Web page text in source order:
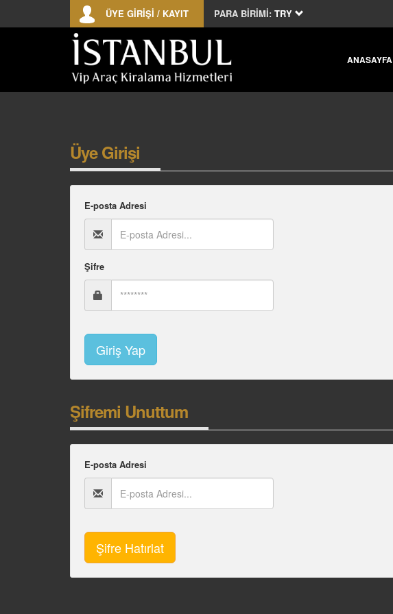
ÜYE GİRİŞİ / KAYIT PARA BİRİMİ: TRY
ANASAYFA
Üye Girişi
E-posta Adresi
Şifre
Şifremi Unuttum
E-posta Adresi